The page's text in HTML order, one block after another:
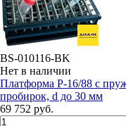
BS-010116-BK
Нет в наличии
Платформа P-16/88 с
пробирок, d до 30 мм
69 752 руб.